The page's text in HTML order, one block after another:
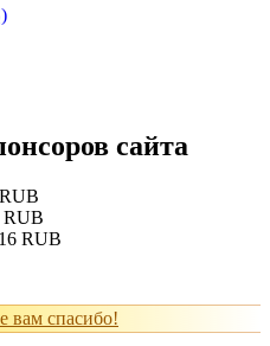
сайта
RUB
RUB
вам спасибо!